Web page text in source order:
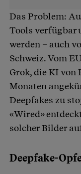
Das Problem:
Tools verfügbar
werden – auch
Schweiz. Vom
Grok, die KI von
Monaten
Deepfakes zu
«Wired»
solcher Bilder
Deepfake-